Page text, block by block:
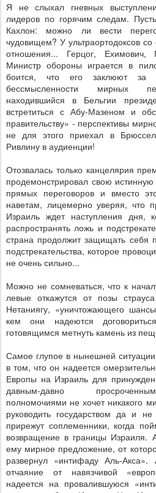
Я не слыхал гневных
лидеров по горячим следам.
Кахлон: можно ли вести
чудовищем? У ультраортодоксов
отношения... Герцог, Ехимович,
Министр обороны играется в
боится, что его заклюют за
бессмысленности мирных
находившийся в Бельгии
встретиться с Абу-Мазеном и
правительству» - перспективы
не для этого приехал в
Ривлину в аудиенции!
Отозвалась только канцелярия
продемонстрировал свою
прямых переговоров и вместо
наветам, лицемерно уверяя, что
Израиль ждет наступления дня,
распространять ложь и
страна продолжит защищать себя
подстрекательства, которое
не очень сильно...
Можно не сомневаться, что к
левые откажутся от позы
Нетаниягу, «уничтожающего
кем они надеются
готовящимся метнуть камень из
Самое глупое в нынешней
в том, что он надеется
Европы на Израиль для
давным-давно
полномочиями не хочет никакого
руководить государством да и
прирежут соплеменники, когда
возвращение в границы Израиля.
ему мирное предложение, от
развернул «интифаду Аль-
отчаяние от навязчивой
надеется на провалившуюся